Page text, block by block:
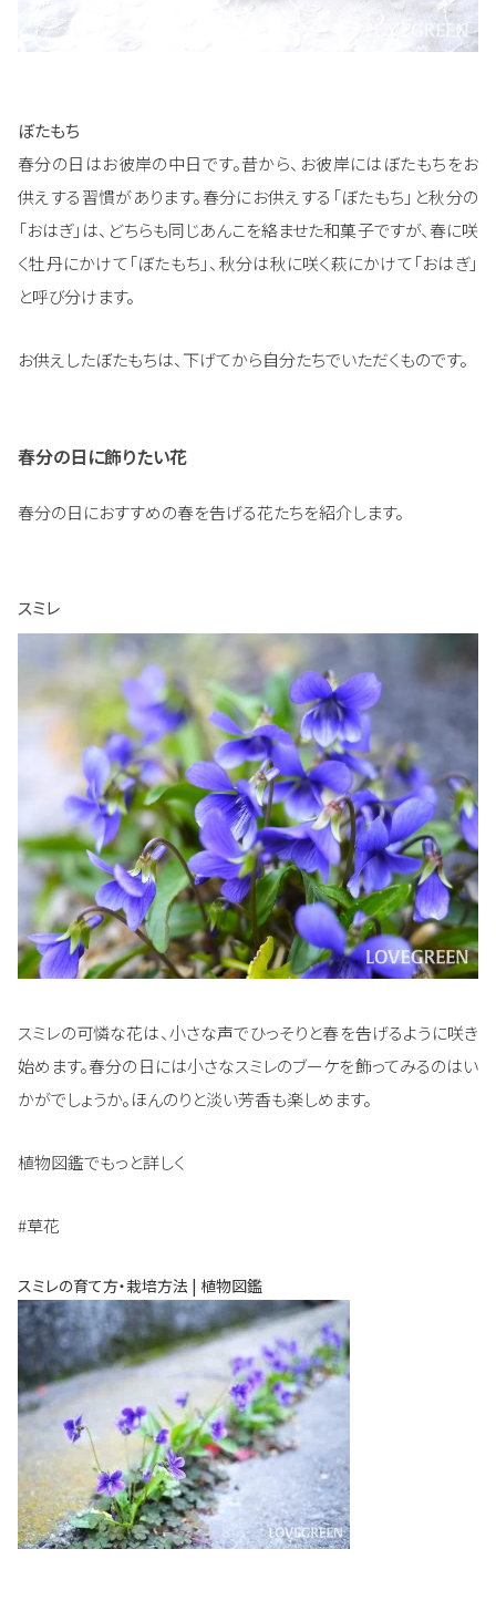
ぼたもち
春分の日はお彼岸の中日です。昔から、お彼岸にはぼたもちをお
供えする習慣があります。春分にお供えする「ぼたもち」と秋分の
「おはぎ」は、どちらも同じあんこを絡ませた和菓子ですが、春に咲
く牡丹にかけて「ぼたもち」、秋分は秋に咲く萩にかけて「おはぎ」
と呼び分けます。
お供えしたぼたもちは、下げてから自分たちでいただくものです。
春分の日に飾りたい花
春分の日におすすめの春を告げる花たちを紹介します。
スミレ
スミレの可憐な花は、小さな声でひっそりと春を告げるように咲き
始めます。春分の日には小さなスミレのブーケを飾ってみるのはい
かがでしょうか。ほんのりと淡い芳香も楽しめます。
植物図鑑でもっと詳しく
#草花
スミレの育て方・栽培方法 | 植物図鑑